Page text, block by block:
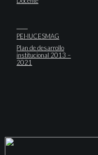
PEI-IUCESMAG
Plan de desarrollo
institucional 2013 –
2021